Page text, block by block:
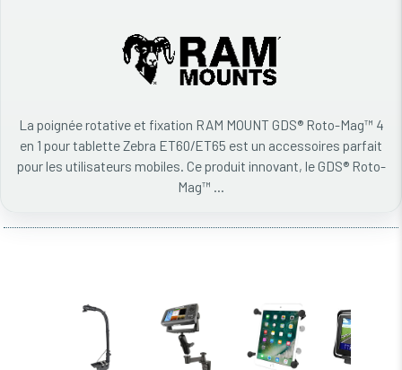
La poignée rotative et fixation RAM MOUNT GDS® Roto-Mag™ 4
en 1 pour tablette Zebra ET60/ET65 est un accessoires parfait
pour les utilisateurs mobiles. Ce produit innovant, le GDS® Roto-
Mag™ ...